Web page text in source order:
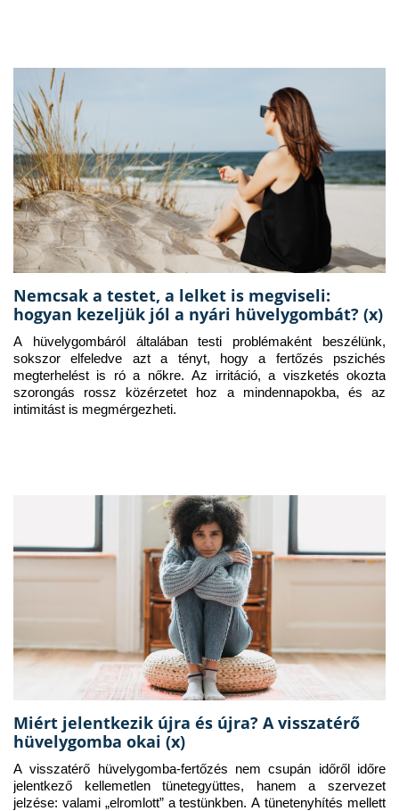
Nemcsak a testet, a lelket is megviseli:
hogyan kezeljük jól a nyári hüvelygombát? (x)
A hüvelygombáról általában testi problémaként beszélünk,
sokszor elfeledve azt a tényt, hogy a fertőzés pszichés
megterhelést is ró a nőkre. Az irritáció, a viszketés okozta
szorongás rossz közérzetet hoz a mindennapokba, és az
intimitást is megmérgezheti.
Miért jelentkezik újra és újra? A visszatérő
hüvelygomba okai (x)
A visszatérő hüvelygomba-fertőzés nem csupán időről időre
jelentkező kellemetlen tünetegyüttes, hanem a szervezet
jelzése: valami „elromlott” a testünkben. A tünetenyhítés mellett